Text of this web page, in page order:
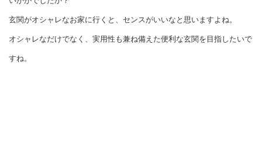
玄関がオシャレなお家に行くと、センスがいいなと思いますよね。
オシャレなだけでなく、実用性も兼ね備えた便利な玄関を目指したいで
すね。